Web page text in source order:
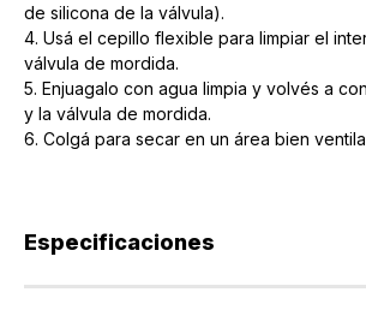
de silicona de la válvula).
4. Usá el cepillo flexible para limpiar el
válvula de mordida.
5. Enjuagalo con agua limpia y volvés a
y la válvula de mordida.
6. Colgá para secar en un área bien
Especificaciones